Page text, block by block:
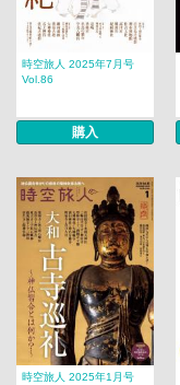
時空旅人 2025年7月号
Vol.86
購入
時空旅人 2025年1月号